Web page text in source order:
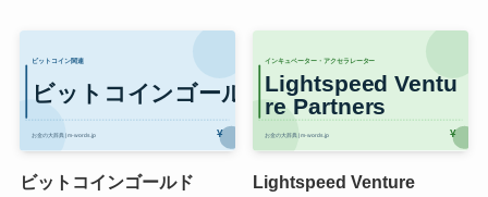
ビットコインゴールド
Lightspeed Venture